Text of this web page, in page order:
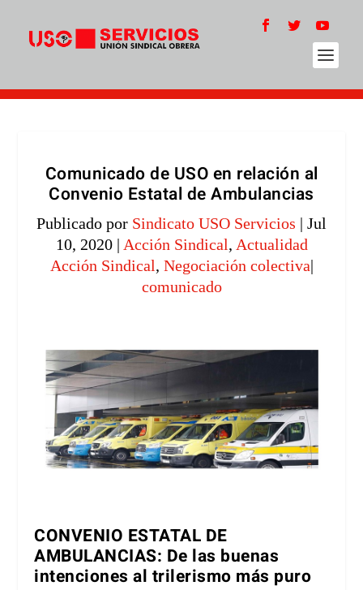
Comunicado de USO en relación al
Convenio Estatal de Ambulancias
Publicado por Sindicato USO Servicios | Jul
10, 2020| Acción Sindical, Actualidad
Acción Sindical, Negociación colectiva|
comunicado
CONVENIO ESTATAL DE
AMBULANCIAS: De las buenas
intenciones al trilerismo más puro